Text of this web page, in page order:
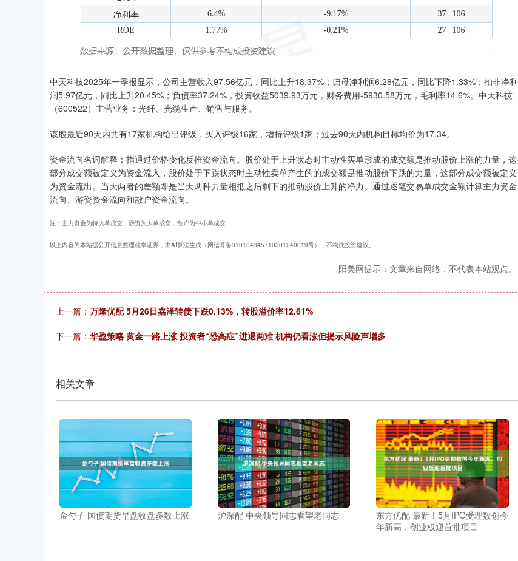
中天科技2025年一季报显示，公司主营收入97.56亿元，同比上升18.37%；归母净利润6.28亿元，同比下降1.33%；扣非净利
润5.97亿元，同比上升20.45%；负债率37.24%，投资收益5039.93万元，财务费用-5930.58万元，毛利率14.6%。中天科技
（600522）主营业务：光纤、光缆生产、销售与服务。
该股最近90天内共有17家机构给出评级，买入评级16家，增持评级1家；过去90天内机构目标均价为17.34。
资金流向名词解释：指通过价格变化反推资金流向。股价处于上升状态时主动性买单形成的成交额是推动股价上涨的力量，这
部分成交额被定义为资金流入，股价处于下跌状态时主动性卖单产生的的成交额是推动股价下跌的力量，这部分成交额被定义
为资金流出。当天两者的差额即是当天两种力量相抵之后剩下的推动股价上升的净力。通过逐笔交易单成交金额计算主力资金
流向、游资资金流向和散户资金流向。
注：主力资金为特大单成交，游资为大单成交，散户为中小单成交
以上内容为本站据公开信息整理稳拿证券，由AI算法生成（网信算备310104345710301240019号），不构成投资建议。
阳美网提示：文章来自网络，不代表本站观点。
上一篇： 万隆优配 5月26日嘉泽转债下跌0.13%，转股溢价率12.61%
下一篇： 华盈策略 黄金一路上涨 投资者“恐高症”进退两难 机构仍看涨但提示风险声增多
相关文章
金勺子 国债期货早盘收盘多数上涨 沪深配 中央领导同志看望老同志
东方优配 最新！5月IPO受理数创今
年新高，创业板迎首批项目